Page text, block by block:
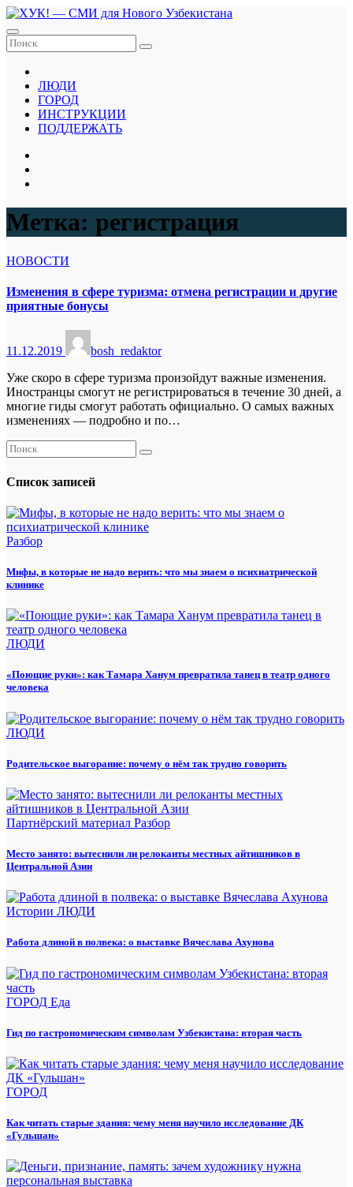
Перейти
к
содержанию
ЛЮДИ
ГОРОД
ИНСТРУКЦИИ
ПОДДЕРЖАТЬ
Метка: регистрация
НОВОСТИ
Изменения в сфере туризма: отмена регистрации и другие
приятные бонусы
11.12.2019
bosh_redaktor
Уже скоро в сфере туризма произойдут важные изменения.
Иностранцы cмогут не регистрироваться в течение 30 дней, а
многие гиды смогут работать официально. О самых важных
изменениях — подробно и по…
Список записей
Разбор
Мифы, в которые не надо верить: что мы знаем о психиатрической
клинике
ЛЮДИ
«Поющие руки»: как Тамара Ханум превратила танец в театр одного
человека
ЛЮДИ
Родительское выгорание: почему о нём так трудно говорить
Партнёрский материал Разбор
Место занято: вытеснили ли релоканты местных айтишников в
Центральной Азии
Истории ЛЮДИ
Работа длиной в полвека: о выставке Вячеслава Ахунова
ГОРОД Еда
Гид по гастрономическим символам Узбекистана: вторая часть
ГОРОД
Как читать старые здания: чему меня научило исследование ДК
«Гульшан»